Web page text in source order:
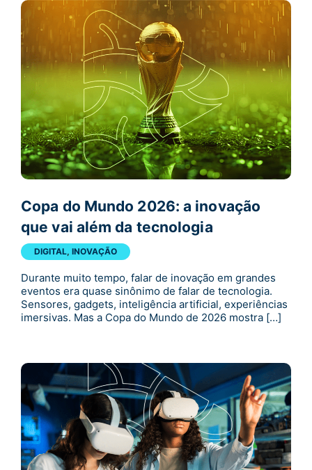
Copa do Mundo 2026: a inovação
que vai além da tecnologia
DIGITAL, INOVAÇÃO
Durante muito tempo, falar de inovação em grandes
eventos era quase sinônimo de falar de tecnologia.
Sensores, gadgets, inteligência artificial, experiências
imersivas. Mas a Copa do Mundo de 2026 mostra […]